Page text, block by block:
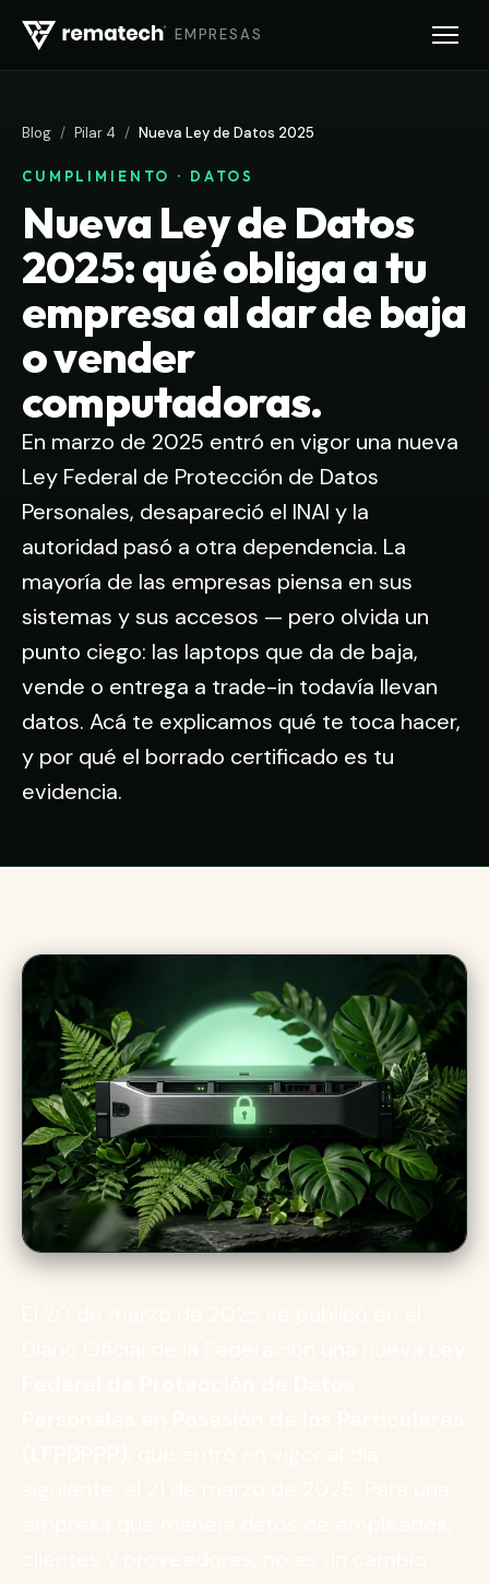
EMPRESAS
Blog / Pilar 4 / Nueva Ley de Datos 2025
CUMPLIMIENTO · DATOS
Nueva Ley de Datos
2025: qué obliga a tu
empresa al dar de baja
o vender
computadoras.
En marzo de 2025 entró en vigor una nueva
Ley Federal de Protección de Datos
Personales, desapareció el INAI y la
autoridad pasó a otra dependencia. La
mayoría de las empresas piensa en sus
sistemas y sus accesos — pero olvida un
punto ciego: las laptops que da de baja,
vende o entrega a trade-in todavía llevan
datos. Acá te explicamos qué te toca hacer,
y por qué el borrado certificado es tu
evidencia.